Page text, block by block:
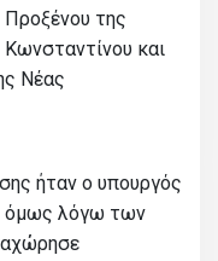
Προξένου της
και
Νέας
ήταν ο υπουργός
όμως λόγω των